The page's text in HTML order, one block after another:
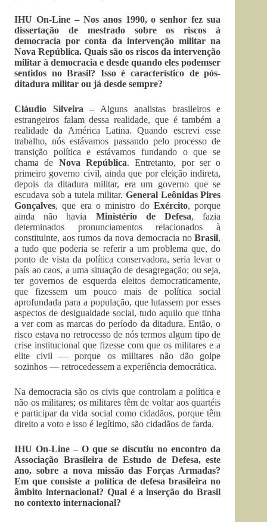
IHU On-Line – Nos anos 1990, o senhor fez sua
dissertação de mestrado sobre os riscos à
democracia por conta da intervenção militar na
Nova República. Quais são os riscos da intervenção
militar à democracia e desde quando eles podemser
sentidos no Brasil? Isso é característico de pós-
ditadura militar ou já desde sempre?
Cláudio Silveira – Alguns analistas brasileiros e
estrangeiros falam dessa realidade, que é também a
realidade da América Latina. Quando escrevi esse
trabalho, nós estávamos passando pelo processo de
transição política e estávamos fundando o que se
chama de Nova República. Entretanto, por ser o
primeiro governo civil, ainda que por eleição indireta,
depois da ditadura militar, era um governo que se
escudava sob a tutela militar.General Leônidas Pires
Gonçalves, que era o ministro do Exército, porque
ainda não havia Ministério de Defesa, fazia
determinados pronunciamentos relacionados à
constituinte, aos rumos da nova democracia noBrasil,
a tudo que poderia se referir a um problema que, do
ponto de vista da política conservadora, seria levar o
país ao caos, a uma situação de desagregação; ou seja,
ter governos de esquerda eleitos democraticamente,
que fizessem um pouco mais de política social
aprofundada para a população, que lutassem por esses
aspectos de desigualdade social, tudo aquilo que tinha
a ver com as marcas do período da ditadura. Então, o
risco estava no retrocesso de nós termos algum tipo de
crise institucional que fizesse com que os militares e a
elite civil — porque os militares não dão golpe
sozinhos — retrocedessem a experiência democrática.
Na democracia são os civis que controlam a política e
não os militares; os militares têm de voltar aos quartéis
e participar da vida social como cidadãos, porque têm
direito a voto e isso é legítimo, são cidadãos de farda.
IHU On-Line – O que se discutiu no encontro da
Associação Brasileira de Estudo de Defesa, este
ano, sobre a nova missão das Forças Armadas?
Em que consiste a política de defesa brasileira no
âmbito internacional? Qual é a inserção do Brasil
no contexto internacional?